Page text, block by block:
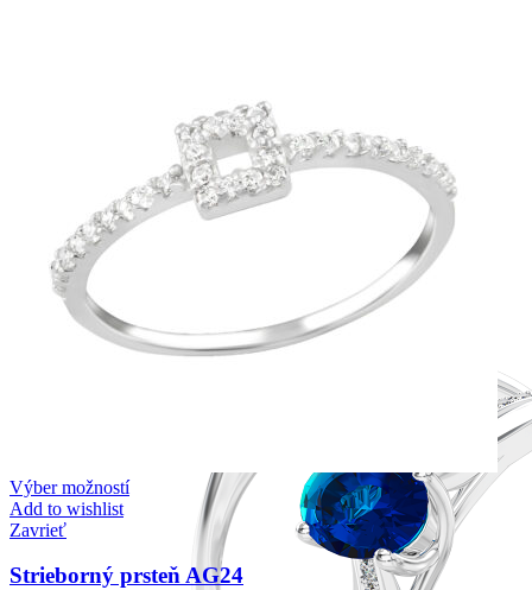
Výber možností
Add to wishlist
Zavrieť
Strieborný prsteň AG24